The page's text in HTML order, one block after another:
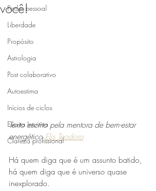
Poder pessoal
Liberdade
Propósito
Astrologia
Post colaborativo
Autoestima
Inícios de ciclos
Escrita Intuitiva
Clareza profissional
você!
Texto escrito pela mentora de bem-estar
energético Elis Teodoro
Há quem diga que é um assunto batido,
há quem diga que é universo quase
inexplorado.